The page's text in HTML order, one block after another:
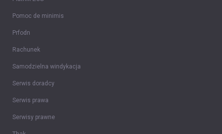
Pomoc de minimis
Prfodn
Rachunek
Samodzielna windykacja
Serwis doradcy
Serwis prawa
Serwisy prawne